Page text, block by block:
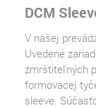
DCM
V našej
Uvedené
zmrštiteľných
formovacej
sleeve.